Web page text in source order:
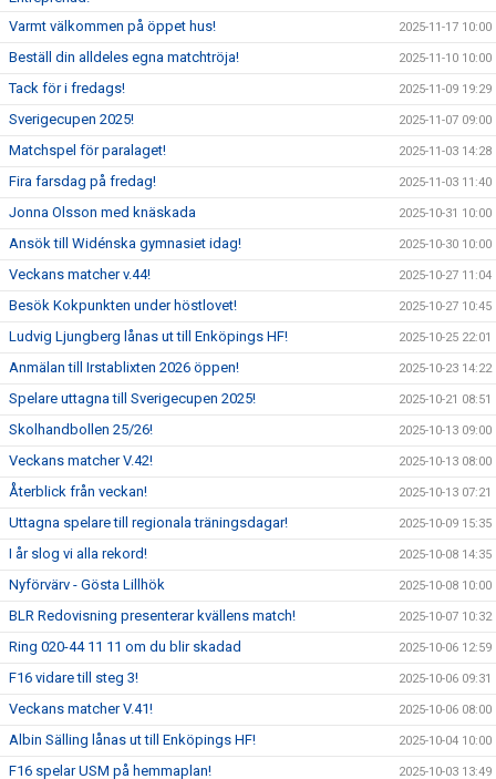
Varmt välkommen på öppet hus!
2025-11-17 10:00
Beställ din alldeles egna matchtröja! 2025-11-10 10:00
Tack för i fredags! 2025-11-09 19:29
Sverigecupen 2025! 2025-11-07 09:00
Matchspel för paralaget! 2025-11-03 14:28
Fira farsdag på fredag! 2025-11-03 11:40
Jonna Olsson med knäskada 2025-10-31 10:00
Ansök till Widénska gymnasiet idag! 2025-10-30 10:00
Veckans matcher v.44! 2025-10-27 11:04
Besök Kokpunkten under höstlovet! 2025-10-27 10:45
Ludvig Ljungberg lånas ut till Enköpings HF! 2025-10-25 22:01
Anmälan till Irstablixten 2026 öppen! 2025-10-23 14:22
Spelare uttagna till Sverigecupen 2025! 2025-10-21 08:51
Skolhandbollen 25/26! 2025-10-13 09:00
Veckans matcher V.42! 2025-10-13 08:00
Återblick från veckan! 2025-10-13 07:21
Uttagna spelare till regionala träningsdagar! 2025-10-09 15:35
I år slog vi alla rekord! 2025-10-08 14:35
Nyförvärv - Gösta Lillhök 2025-10-08 10:00
BLR Redovisning presenterar kvällens match! 2025-10-07 10:32
Ring 020-44 11 11 om du blir skadad 2025-10-06 12:59
F16 vidare till steg 3! 2025-10-06 09:31
Veckans matcher V.41! 2025-10-06 08:00
Albin Sälling lånas ut till Enköpings HF! 2025-10-04 10:00
F16 spelar USM på hemmaplan! 2025-10-03 13:49